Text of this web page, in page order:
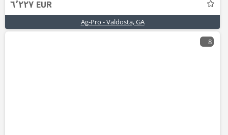
٦٬٢٢٧ EUR
Ag-Pro - Valdosta, GA
8